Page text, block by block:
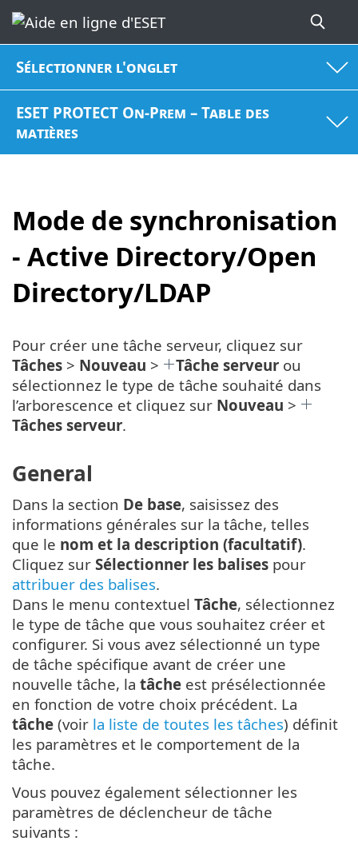
Sélectionner l'onglet
ESET PROTECT On-Prem – Table des
matières
Mode de synchronisation
- Active Directory/Open
Directory/LDAP
Pour créer une tâche serveur, cliquez sur
Tâches > Nouveau > Tâche serveur ou
sélectionnez le type de tâche souhaité dans
l’arborescence et cliquez sur Nouveau >
Tâches serveur.
General
Dans la section De base, saisissez des
informations générales sur la tâche, telles
que le nom et la description (facultatif).
Cliquez sur Sélectionner les balises pour
attribuer des balises.
Dans le menu contextuel Tâche, sélectionnez
le type de tâche que vous souhaitez créer et
configurer. Si vous avez sélectionné un type
de tâche spécifique avant de créer une
nouvelle tâche, la tâche est présélectionnée
en fonction de votre choix précédent. La
tâche (voir la liste de toutes les tâches) définit
les paramètres et le comportement de la
tâche.
Vous pouvez également sélectionner les
paramètres de déclencheur de tâche
suivants :